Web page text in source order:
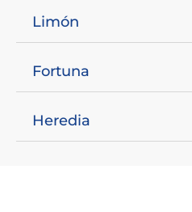
Limón
Fortuna
Heredia